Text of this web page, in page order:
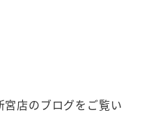
店のブログをご覧い